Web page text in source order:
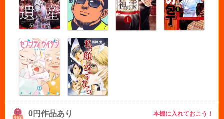
0円作品あり 本棚に入れておこう！